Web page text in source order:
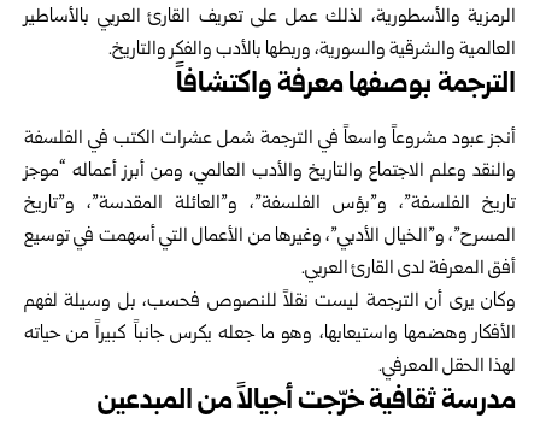
الرمزية والأسطورية، لذلك عمل على تعريف القارئ العربي بالأساطير
العالمية والشرقية والسورية، وربطها بالأدب والفكر والتاريخ.
الترجمة بوصفها معرفة واكتشافاً
أنجز عبود مشروعاً واسعاً في الترجمة شمل عشرات الكتب في الفلسفة
والنقد وعلم الاجتماع والتاريخ والأدب العالمي، ومن أبرز أعماله “موجز
تاريخ الفلسفة”، و”بؤس الفلسفة”، و”العائلة المقدسة”، و”تاريخ
المسرح”، و”الخيال الأدبي”، وغيرها من الأعمال التي أسهمت في توسيع
أفق المعرفة لدى القارئ العربي.
وكان يرى أن الترجمة ليست نقلاً للنصوص فحسب، بل وسيلة لفهم
الأفكار وهضمها واستيعابها، وهو ما جعله يكرس جانباً كبيراً من حياته
لهذا الحقل المعرفي.
مدرسة ثقافية خرّجت أجيالاً من المبدعين